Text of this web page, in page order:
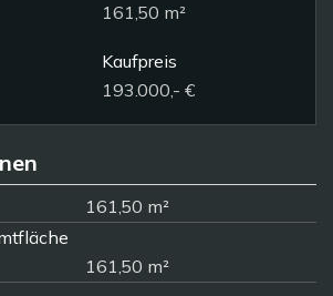
161,50 m²
Kaufpreis
193.000,- €
161,50 m²
161,50 m²